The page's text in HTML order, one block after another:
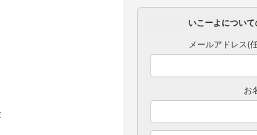
いこーよについ
メールアドレス(
お